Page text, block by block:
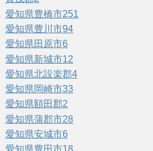
愛知県豊橋市251
愛知県豊川市94
愛知県田原市6
愛知県新城市12
愛知県北設楽郡4
愛知県岡崎市33
愛知県額田郡2
愛知県蒲郡市28
愛知県安城市6